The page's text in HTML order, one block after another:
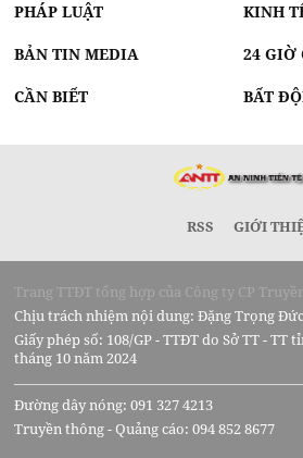
PHÁP LUẬT KINH
BẢN TIN MEDIA 24 GIỜ
CẦN BIẾT BẤT
RSS GIỚI
Trang TTĐT tổng hợp của Công ty CP
Chịu trách nhiệm nội dung: Đặng Trọng Đức
Giấy phép số: 108/GP - TTĐT do Sở TT - TT
tháng 10 năm 2024
Đường dây nóng: 091 327 4213
Truyền thông - Quảng cáo: 094 852 8677